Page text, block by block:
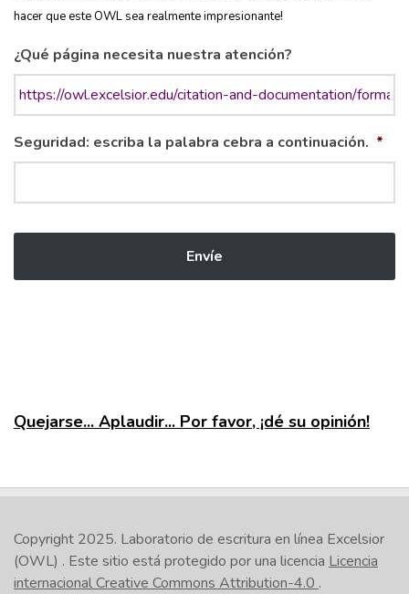
hacer que este OWL sea realmente impresionante!
¿Qué página necesita nuestra atención?
Seguridad: escriba la palabra cebra a continuación. *
Quejarse... Aplaudir... Por favor, ¡dé su opinión!
Copyright 2025. Laboratorio de escritura en línea Excelsior
(OWL) . Este sitio está protegido por una licencia Licencia
internacional Creative Commons Attribution-4.0 .